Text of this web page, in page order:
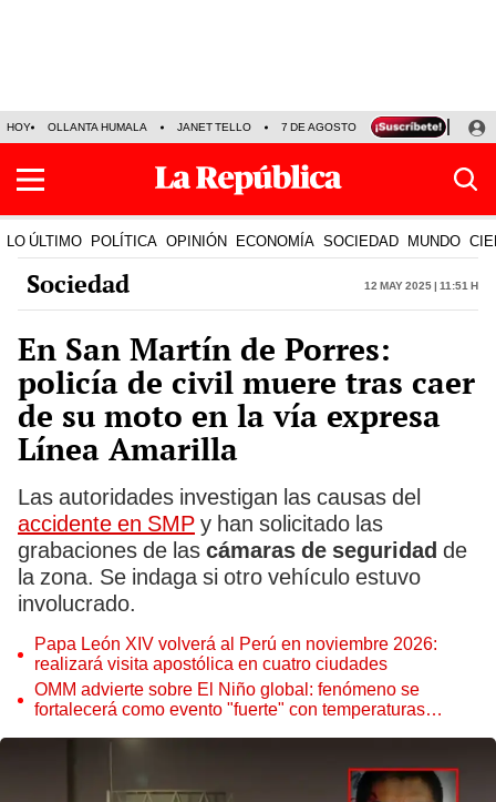
HOY OLLANTA HUMALA JANET TELLO 7 DE AGOSTO TINKA RESULTADOS
LO ÚLTIMO POLÍTICA OPINIÓN ECONOMÍA SOCIEDAD MUNDO
Sociedad 12 May 2025 | 11:51 h
En San Martín de Porres:
policía de civil muere tras caer
de su moto en la vía expresa
Línea Amarilla
Las autoridades investigan las causas del
accidente en SMP y han solicitado las
grabaciones de las cámaras de seguridad de
la zona. Se indaga si otro vehículo estuvo
involucrado.
Papa León XIV volverá al Perú en noviembre 2026:
realizará visita apostólica en cuatro ciudades
OMM advierte sobre El Niño global: fenómeno se
fortalecerá como evento "fuerte" con temperaturas